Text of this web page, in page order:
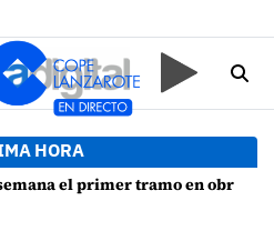
HORA
obras de la Avenida Papagayo con 65 nuevas plazas de aparcamiento